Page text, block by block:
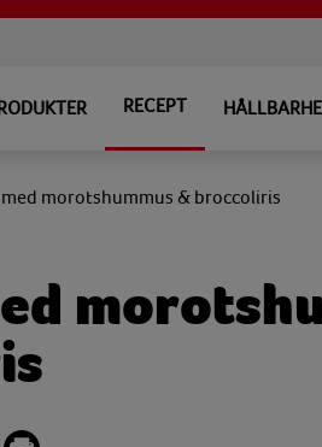
RECEPT
med morotshummus & broccoliris